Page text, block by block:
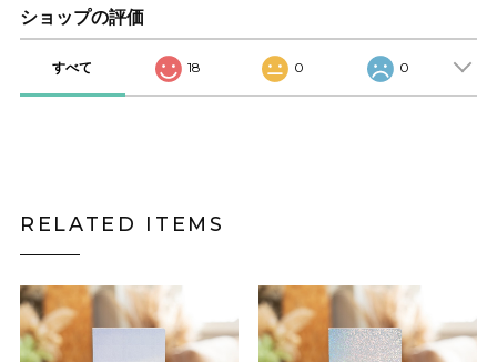
ショップの評価
すべて 18 0 0
RELATED ITEMS